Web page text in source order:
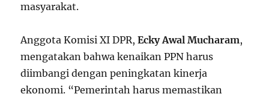
masyarakat.
Anggota Komisi XI DPR,Ecky Awal Mucharam,
mengatakan bahwa kenaikan PPN harus
diimbangi dengan peningkatan kinerja
ekonomi. “Pemerintah harus memastikan